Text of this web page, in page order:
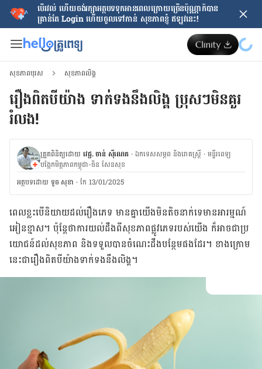
បើរវល់ ហើយចង់​រក្សាអត្ថបទទុកអានពេលក្រោយ​ច្រើនប៉ុណ្ណាក៏បាន
គ្រាន់តែ​ Login ហើយចូលទៅកាន់ សុខភាពខ្ញុំ ឥឡូវនេះ!
សុខភាពបុរស សុខភាពលិង្គ
រឿង​ពិត​បី​យ៉ាង ទាក់​ទង​នឹង​លិង្គ​ ប្រុសៗមិនគួរ
រំលង!
ត្រួតពិនិត្យដោយ វេជ្ជ. ចាន់ ស៊ីណេត ·ឯកទេសសម្ភព និងរោគស្ត្រី ·ម​ន្ទីរពេទ្យ
បង្អែកមិត្តភាពកម្ពុជា-ចិន សែនសុខ
អត្ថបទ​ដោយ ទូច សុខា ·កែ 13/01/2025
ពេល​ខ្លះ​បើ​និយាយ​ដល់​រឿង​ភេទ មាន​គ្នា​យើង​មិន​តិច​នាក់​ទេ​មាន​អារម្មណ៍​
អៀនខ្មាស។ ប៉ុន្តែ​ថា​ការ​យល់​ដឹង​ពី​សុខភាព​ផ្លូវ​ភេទ​របស់​យើង ​ក៏​អាច​ជា​ប្រ​
យោជន៍​ដល់​សុខភាព និង​ទទួល​បាន​ចំណេះ​ដឹង​បន្ថែម​ផង​ដែរ​។ ខាង​ក្រោម​
នេះ​ជា​រឿង​ពិត​បី​​យ៉ាង​ទាក់ទង​នឹង​លិង្គ​។